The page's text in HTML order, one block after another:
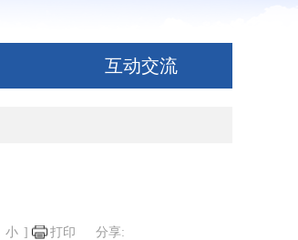
互动交流
小 ] 打印